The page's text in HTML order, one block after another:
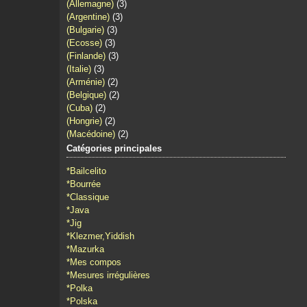
(Allemagne) (3)
(Argentine) (3)
(Bulgarie) (3)
(Ecosse) (3)
(Finlande) (3)
(Italie) (3)
(Arménie) (2)
(Belgique) (2)
(Cuba) (2)
(Hongrie) (2)
(Macédoine) (2)
Catégories principales
*Bailcelito
*Bourrée
*Classique
*Java
*Jig
*Klezmer,Yiddish
*Mazurka
*Mes compos
*Mesures irrégulières
*Polka
*Polska